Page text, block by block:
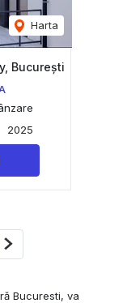
Harta
București
2025
Pagina următoare
Bucuresti, va